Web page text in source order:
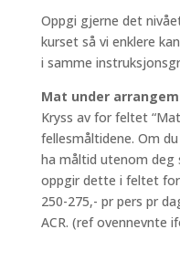
Oppgi gjerne det
kurset så vi enklere
i samme
Mat under
Kryss av for feltet
fellesmåltidene. Om
ha måltid utenom deg
oppgir dette i feltet
250-275,- pr pers pr
ACR. (ref ovennevnte